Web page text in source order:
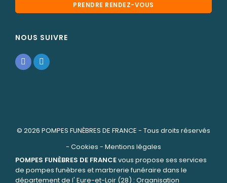
PRENDRE RENDEZ-VOUS
NOUS SUIVRE
© 2026 POMPES FUNÈBRES DE FRANCE - Tous droits réservés
- Cookies - Mentions légales
POMPES FUNÈBRES DE FRANCEvous propose ses services
de pompes funèbres et marbrerie funéraire dans le
département de l' Eure-et-Loir (28) : Organisation